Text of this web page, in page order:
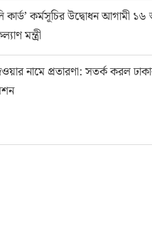
কার্ড’ কর্মসূচির উদ্বোধন আগামী
মন্ত্রী
নামে প্রতারণা: সতর্ক করল